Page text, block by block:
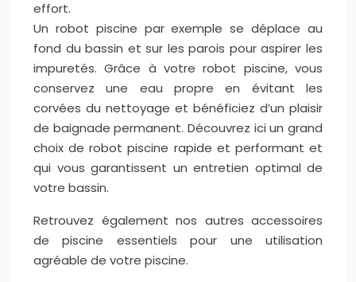
effort.
Un robot piscine par exemple se déplace au
fond du bassin et sur les parois pour aspirer les
impuretés. Grâce à votre robot piscine, vous
conservez une eau propre en évitant les
corvées du nettoyage et bénéficiez d’un plaisir
de baignade permanent. Découvrez ici un grand
choix de robot piscine rapide et performant et
qui vous garantissent un entretien optimal de
votre bassin.
Retrouvez également nos autres accessoires
de piscine essentiels pour une utilisation
agréable de votre piscine.